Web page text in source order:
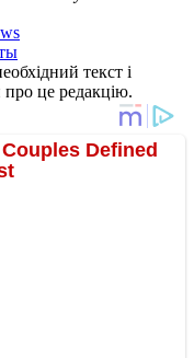
текст і
це редакцію.